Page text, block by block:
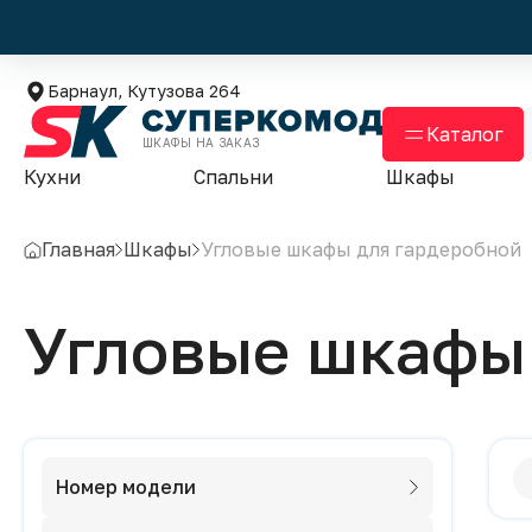
Барнаул, Кутузова 264
ШКАФЫ НА ЗАКАЗ Каталог
Кухни
Спальни Шкафы
Главная Шкафы Угловые шкафы для гардеробной
Угловые шкафы
Номер модели